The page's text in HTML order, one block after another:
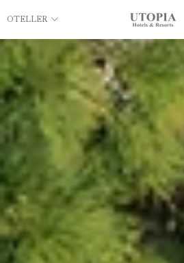
OTELLER